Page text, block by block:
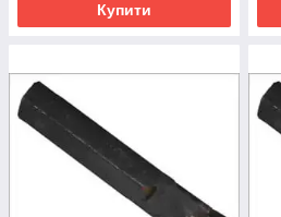
Купити